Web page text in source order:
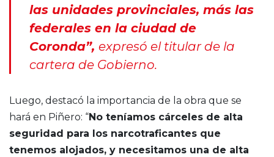
las unidades provinciales, más las
federales en la ciudad de
Coronda”, expresó el titular de la
cartera de Gobierno.
Luego, destacó la importancia de la obra que se
hará en Piñero: “No teníamos cárceles de alta
seguridad para los narcotraficantes que
tenemos alojados, y necesitamos una de alta